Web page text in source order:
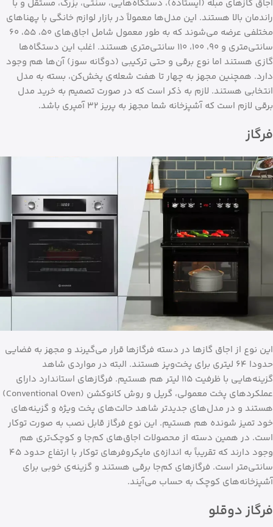
اجاق گازهای مبله (ایستاده)، دستگاه‌هایی، سنتی، بزرگ، مستقل و با
راندمان بالا هستند. این مدل‌ها معمولاً در بازار لوازم خانگی با پهناهای
مختلفی عرضه می‌شوند که به طور معمول شامل اجاق‌های ۵۰، ۵۵، ۶۰
سانتی‌متری و ۹۰، ۱۰۰، ۱۱۰ سانتی‌متری هستند. اغلب این دستگاه‌ها
گازی هستند اما نوع برقی و حتی ترکیبی (دوگانه سوز) آن‌ها هم وجود
دارد. همچنین مجهز به چهار تا هفت شعله‌ی پخش‌کن، بسته به مدل
انتخابی هستند. لازم به ذکر است که در صورت تصمیم به خرید مدل
برقی لازم است که آشپزخانه شما مجهز به پریز ۳۲ آمپری باشد.
فرگاز
این نوع از اجاق گازها در دسته فرگازها قرار می‌گیرند و مجهز به فضایی
حدودا ۶۴ لیتری برای پخت‌وپز هستند. البته در مواردی شاهد
گزینه‌هایی با ظرفیت ۱۱۵ لیتر هم هستیم. فرگازهای استاندارد دارای
عملکردهای پخت معمولی، گریل و روش کانوکشن (Conventional Oven)
هستند و در مدل‌های جدیدتر شاهد حالت‌های پخت ویژه و گزینه‌های
خود تمیز شونده هم هستیم. این نوع فرگاز قابل نصب به صورت توکار
است. در همین دسته از محصولات اجاق‌های کم‌جا و کوچک‌تری هم
وجود دارند که تقریباً به اندازه‌ی مایکروفرهای توکار با ارتفاع حدود ۴۵
سانتی‌متر است. فرگازهای کم‌جا برقی هستند و گزینه‌ی خوبی برای
آشپزخانه‌های کوچک به حساب می‌آیند.
فرگاز دوقلو